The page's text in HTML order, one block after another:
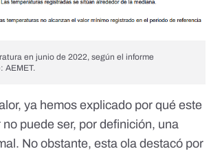
en junio de 2022, según el informe
AEMET.
ya hemos explicado por qué este
puede ser, por definición, una
No obstante, esta ola destacó por